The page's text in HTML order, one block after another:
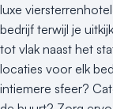
Buitenlocatie
Duurzame
Groene locatie
Heisessie
Hotel
luxe
bedrijf terwijl je
tot vlak naast het
locaties voor elk
intiemere sfeer?